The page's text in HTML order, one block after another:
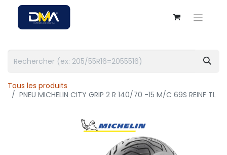
Tous les produits
PNEU MICHELIN CITY GRIP 2 R 140/70 -15 M/C 69S REINF TL